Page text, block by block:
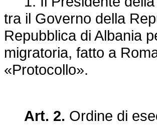
tra il Governo della
Repubblica di Albania
migratoria, fatto a
«Protocollo».
Art. 2. Ordine di